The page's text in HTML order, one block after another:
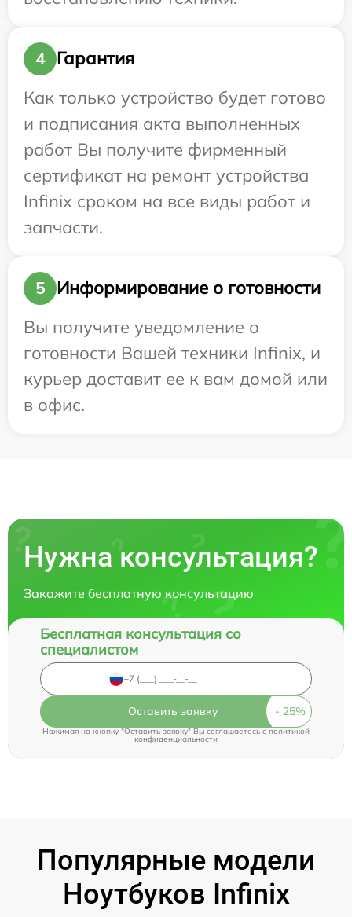
4
Гарантия
Как только устройство будет готово
и подписания акта выполненных
работ Вы получите фирменный
сертификат на ремонт устройства
Infinix сроком на все виды работ и
запчасти.
5
Информирование о готовности
Вы получите уведомление о
готовности Вашей техники Infinix, и
курьер доставит ее к вам домой или
в офис.
Нужна консультация?
Закажите бесплатную консультацию
Бесплатная консультация со
специалистом
Оставить заявку
Нажимая на кнопку "Оставить заявку" Вы соглашаетесь cполитикой
конфиденциальности
Популярные модели
Ноутбуков Infinix